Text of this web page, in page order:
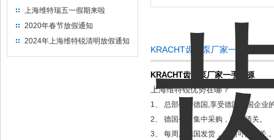
上海维特瑞五一假期来啦
2020年春节放假通知
2024年上海维特锐清明放假通知
KRACHT齿轮泵厂家一手货源产
KRACHT齿轮泵厂家一手货源
上海维特锐优势在哪？
1、 总部位于德国,享受德国本国企业
2、 德国公司集中采购，统一清关。
3、 每周从德国发货，次周可清好关.